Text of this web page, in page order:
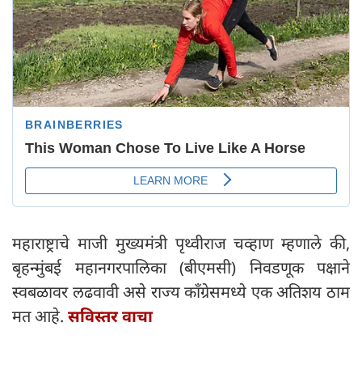
महाराष्ट्राचे माजी मुख्यमंत्री पृथ्वीराज चव्हाण म्हणाले की,
बृहन्मुंबई महानगरपालिका (बीएमसी) निवडणूक पक्षाने
स्वबळावर लढवावी असे राज्य काँग्रेसमध्ये एक अतिशय ठाम
मत आहे. सविस्तर वाचा